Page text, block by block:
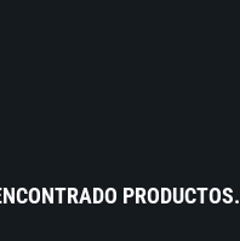
PRODUCTOS.